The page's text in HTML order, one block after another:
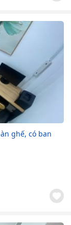
ghế, có ban